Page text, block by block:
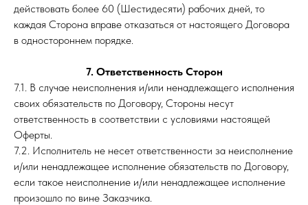
действовать более 60 (Шестидесяти) рабочих дней, то
каждая Сторона вправе отказаться от настоящего Договора
в одностороннем порядке.
7. Ответственность Сторон
7.1. В случае неисполнения и/или ненадлежащего исполнения
своих обязательств по Договору, Стороны несут
ответственность в соответствии с условиями настоящей
Оферты.
7.2. Исполнитель не несет ответственности за неисполнение
и/или ненадлежащее исполнение обязательств по Договору,
если такое неисполнение и/или ненадлежащее исполнение
произошло по вине Заказчика.